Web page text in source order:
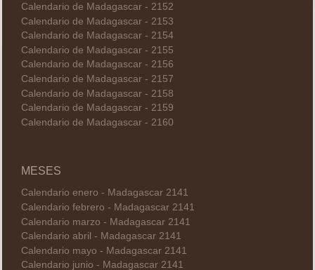
Calendario de Madagascar - 2152
Calendario de Madagascar - 2153
Calendario de Madagascar - 2154
Calendario de Madagascar - 2155
Calendario de Madagascar - 2156
Calendario de Madagascar - 2157
Calendario de Madagascar - 2158
Calendario de Madagascar - 2159
Calendario de Madagascar - 2160
MESES
Calendario enero - Madagascar 2141
Calendario febrero - Madagascar 2141
Calendario marzo - Madagascar 2141
Calendario abril - Madagascar 2141
Calendario mayo - Madagascar 2141
Calendario junio - Madagascar 2141